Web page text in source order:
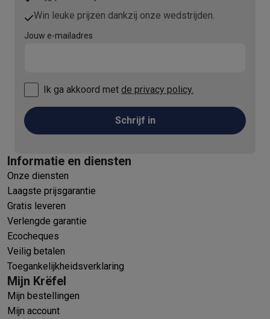
Win leuke prijzen dankzij onze wedstrijden.
Jouw e-mailadres
Ik ga akkoord met de privacy policy.
Schrijf in
Informatie en diensten
Onze diensten
Laagste prijsgarantie
Gratis leveren
Verlengde garantie
Ecocheques
Veilig betalen
Toegankelijkheidsverklaring
Mijn Krëfel
Mijn bestellingen
Mijn account